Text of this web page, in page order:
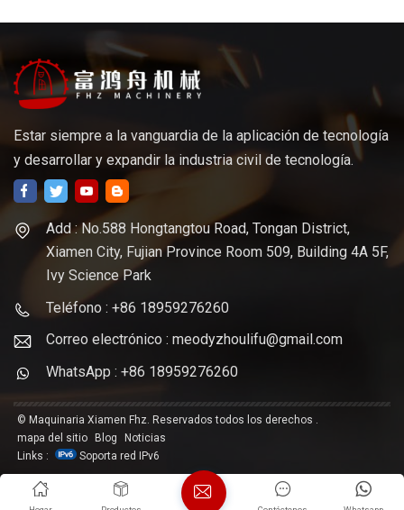
Estar siempre a la vanguardia de la aplicación de tecnología
y desarrollar y expandir la industria civil de tecnología.
Add : No.588 Hongtangtou Road, Tongan District,
Xiamen City, Fujian Province Room 509, Building 4A 5F,
Ivy Science Park
Teléfono : +86 18959276260
Correo electrónico : meodyzhoulifu@gmail.com
WhatsApp : +86 18959276260
© Maquinaria Xiamen Fhz. Reservados todos los derechos .
mapa del sitio Blog
Noticias
Links :
Soporta red IPv6